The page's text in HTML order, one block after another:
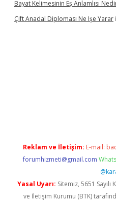
Bayat Kelimesinin Eş Anlamlısı
Çift Anadal Diploması Ne Işe Yarar
Reklam ve İletişim: E-mail:
forumhizmeti@gmail.com
Yasal Uyarı: Sitemiz, 5651
ve İletişim Kurumu (BTK)